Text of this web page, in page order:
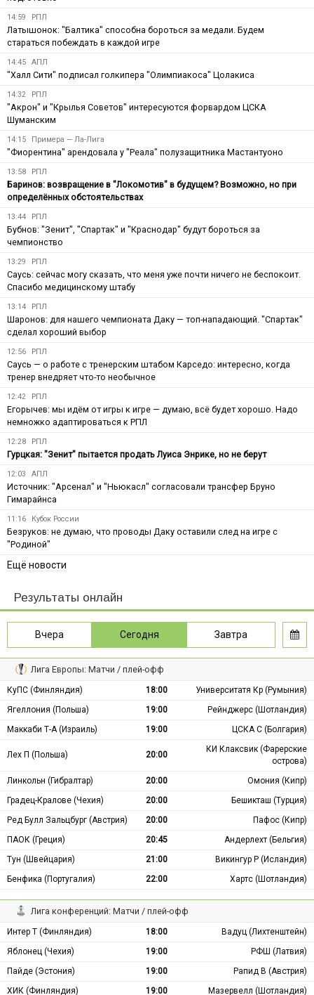
14:59 РПЛ
Латышонок: "Балтика" способна бороться за медали. Будем
стараться побеждать в каждой игре
14:45 АПЛ
"Халл Сити" подписал голкипера "Олимпиакоса" Цолакиса
14:32 РПЛ
"Акрон" и "Крылья Советов" интересуются форвардом ЦСКА
Шуманским
14:15 Примера — Ла-Лига
"Фиорентина" арендовала у "Реала" полузащитника Мастантуоно
13:58 РПЛ
Баринов: возвращение в "Локомотив" в будущем? Возможно, но при
определённых обстоятельствах
13:44 РПЛ
Бубнов: "Зенит", "Спартак" и "Краснодар" будут бороться за
чемпионство
13:29 РПЛ
Саусь: сейчас могу сказать, что меня уже почти ничего не беспокоит.
Спасибо медицинскому штабу
13:14 РПЛ
Шаронов: для нашего чемпионата Даку — топ-нападающий. "Спартак"
сделал хороший выбор
12:56 РПЛ
Саусь — о работе с тренерским штабом Карседо: интересно, когда
тренер внедряет что-то необычное
12:42 РПЛ
Егорычев: мы идём от игры к игре — думаю, всё будет хорошо. Надо
немножко адаптироваться к РПЛ
12:28 РПЛ
Гурцкая: "Зенит" пытается продать Луиса Энрике, но не берут
12:03 АПЛ
Источник: "Арсенал" и "Ньюкасл" согласовали трансфер Бруно
Гимарайнса
11:16 Кубок России
Безруков: не думаю, что проводы Даку оставили след на игре с
"Родиной"
Ещё новости
Результаты онлайн
Вчера Сегодня Завтра
Лига Европы: Матчи / плей-офф
КуПС (Финляндия) 18:00
Университатя Кр (Румыния)
Ягеллония (Польша)
19:00
Рейнджерс (Шотландия)
Маккаби Т-А (Израиль)
19:00 ЦСКА С (Болгария)
Лех П (Польша) 20:00
КИ Клаксвик (Фарерские
острова)
Линкольн (Гибралтар)
20:00
Омония (Кипр)
Градец-Кралове (Чехия)
20:00
Бешикташ (Турция)
Ред Булл Зальцбург (Австрия)
20:00
Пафос (Кипр)
ПАОК (Греция)
20:45
Андерлехт (Бельгия)
Тун (Швейцария)
21:00
Викингур Р (Исландия)
Бенфика (Португалия)
22:00 Хартс (Шотландия)
Лига конференций: Матчи / плей-офф
Интер Т (Финляндия) 18:00
Вадуц (Лихтенштейн)
Яблонец (Чехия)
19:00
РФШ (Латвия)
Пайде (Эстония)
19:00
Рапид В (Австрия)
ХИК (Финляндия)
19:00
Мазервелл (Шотландия)